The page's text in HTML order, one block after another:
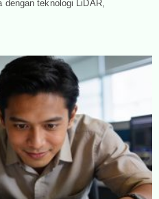
teknologi LiDAR,